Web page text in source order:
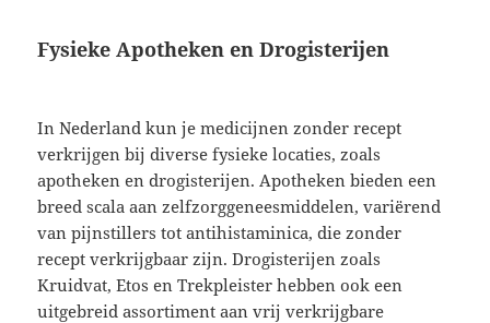
Fysieke Apotheken en Drogisterijen
In Nederland kun je medicijnen zonder recept
verkrijgen bij diverse fysieke locaties, zoals
apotheken en drogisterijen. Apotheken bieden een
breed scala aan zelfzorggeneesmiddelen, variërend
van pijnstillers tot antihistaminica, die zonder
recept verkrijgbaar zijn. Drogisterijen zoals
Kruidvat, Etos en Trekpleister hebben ook een
uitgebreid assortiment aan vrij verkrijgbare